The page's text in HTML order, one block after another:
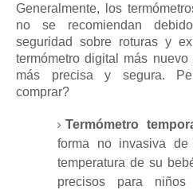
Generalmente, los
no se recomiendan
seguridad sobre roturas y
termómetro digital más
más precisa y segura.
comprar?
Termómetro
forma no invasiva de
temperatura de su
precisos para